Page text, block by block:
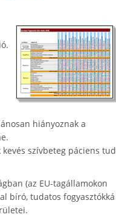
hiányoznak a
szívbeteg páciens tud
(az EU-tagállamokon
bíró, tudatos fogyasztókká